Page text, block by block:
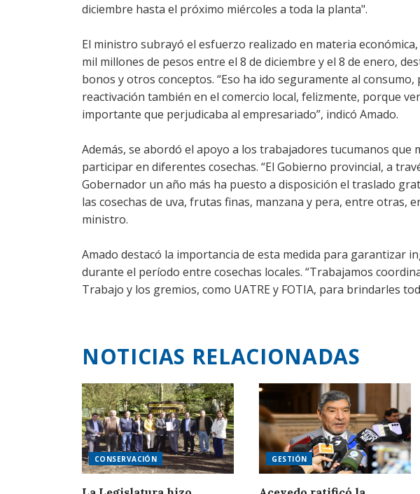
diciembre hasta el próximo miércoles a toda la planta".
El ministro subrayó el esfuerzo realizado en materia
mil millones de pesos entre el 8 de diciembre y el 8 de enero,
bonos y otros conceptos. “Eso ha ido seguramente al
reactivación también en el comercio local, felizmente, porque
importante que perjudicaba al empresariado”, indicó Amado.
Además, se abordó el apoyo a los trabajadores tucumanos que
participar en diferentes cosechas. “El Gobierno provincial, a
Gobernador un año más ha puesto a disposición el traslado
las cosechas de uva, frutas finas, manzana y pera, entre otras,
ministro.
Amado destacó la importancia de esta medida para garantizar
durante el período entre cosechas locales. “Trabajamos
Trabajo y los gremios, como UATRE y FOTIA, para brindarles
NOTICIAS RELACIONADAS
CONSERVACIÓN GESTIÓN